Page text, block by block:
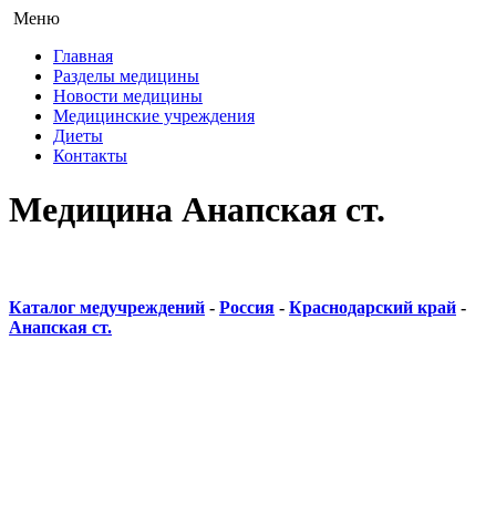
Меню
Главная
Разделы медицины
Новости медицины
Медицинские учреждения
Диеты
Контакты
Медицина Анапская ст.
Каталог медучреждений - Россия - Краснодарский край -
Анапская ст.